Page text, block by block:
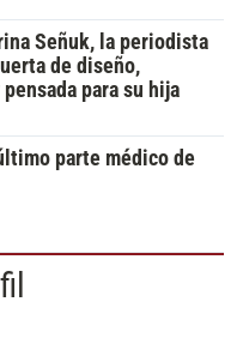
Señuk, la periodista
de diseño,
para su hija
parte médico de